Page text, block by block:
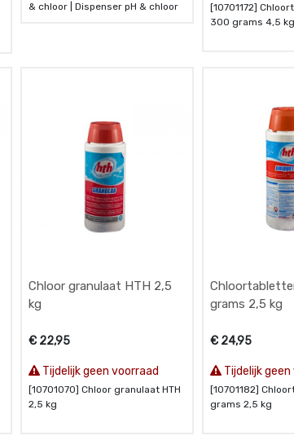
& chloor | Dispenser pH & chloor
[10701172]
300 grams 4,5 kg
Chloor granulaat HTH 2,5
kg
€ 22,95
Tijdelijk geen voorraad
[10701070] Chloor granulaat HTH
2,5 kg
grams 2,5 kg
€ 24,95
Tijdelijk
[10701182]
grams 2,5 kg